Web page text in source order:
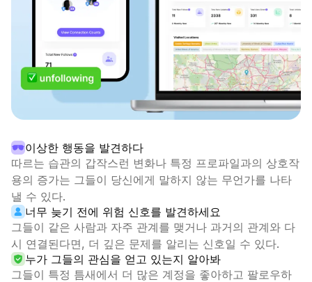
이상한 행동을 발견하다
따르는 습관의 갑작스런 변화나 특정 프로파일과의 상호작
용의 증가는 그들이 당신에게 말하지 않는 무언가를 나타
낼 수 있다.
너무 늦기 전에 위험 신호를 발견하세요
그들이 같은 사람과 자주 관계를 맺거나 과거의 관계와 다
시 연결된다면, 더 깊은 문제를 알리는 신호일 수 있다.
누가 그들의 관심을 얻고 있는지 알아봐
그들이 특정 틈새에서 더 많은 계정을 좋아하고 팔로우하